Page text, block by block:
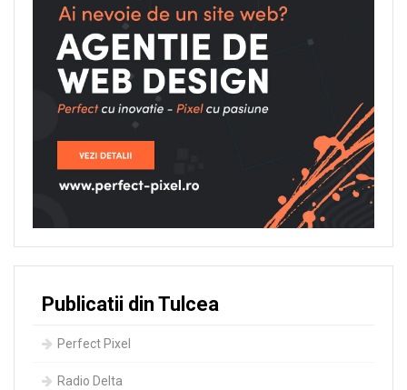
Publicatii din Tulcea
Perfect Pixel
Radio Delta